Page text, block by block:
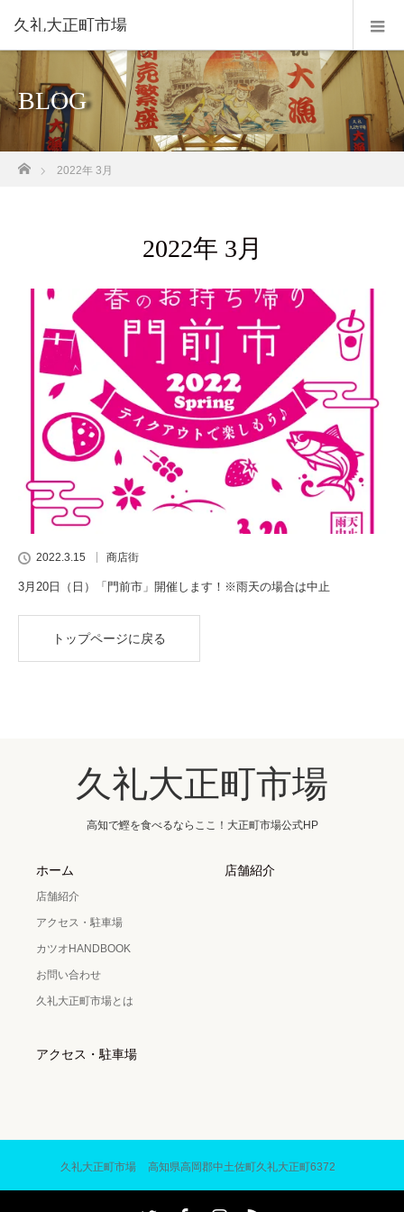
久礼大正町市場
BLOG
ホーム
2022年 3月
2022年 3月
2022.3.15 商店街
3月20日（日）「門前市」開催します！※雨天の場合は中止
トップページに戻る
久礼大正町市場
高知で鰹を食べるならここ！大正町市場公式HP
ホーム
店舗紹介
アクセス・駐車場
カツオHANDBOOK
お問い合わせ
久礼大正町市場とは
店舗紹介
アクセス・駐車場
久礼大正町市場 高知県高岡郡中土佐町久礼大正町6372